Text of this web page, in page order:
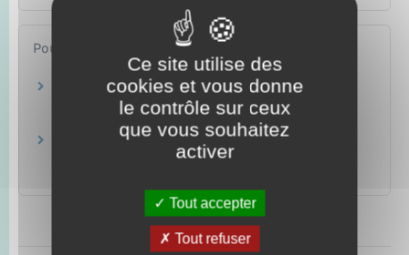
Pour en savoir plus
Portail des services en ligne des notaires de
Modes de paiement des droits
d'enregistrement
Ce site utilise des
cookies et vous donne
le contrôle sur ceux
que vous souhaitez
activer
Tout accepter
Tout refuser